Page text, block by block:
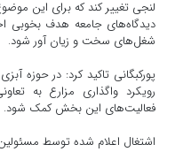
لنجی تغییر کند که برای این
دیدگاه‌های جامعه هدف بخوبی
شغل‌های سخت و زیان آور شود.
پورکبگانی تاکید کرد: در حوزه
رویکرد واگذاری مزارع به
فعالیت‌های این بخش کمک شود.
اشتغال اعلام شده توسط